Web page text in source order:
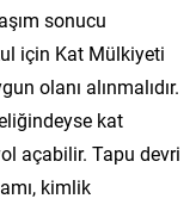
sonucu
için Kat Mülkiyeti
olanı alınmalıdır.
kat
açabilir. Tapu devri
kimlik